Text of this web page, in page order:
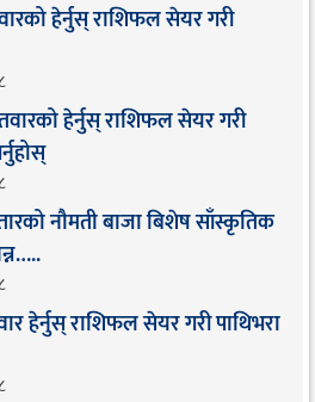
हेर्नुस् राशिफल सेयर गरी
हेर्नुस् राशिफल सेयर गरी
नौमती बाजा बिशेष साँस्कृतिक
हेर्नुस् राशिफल सेयर गरी पाथिभरा